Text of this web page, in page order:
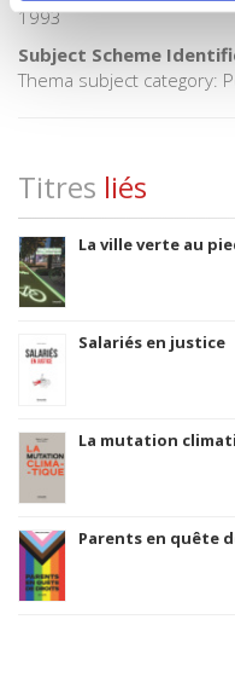
1993
Subject Scheme
Thema subject category:
Titres liés
La ville verte au
Salariés en justice
La mutation
Parents en quête